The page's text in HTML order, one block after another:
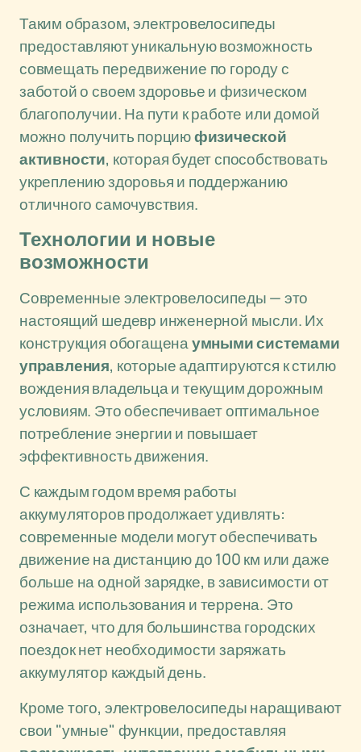
Таким образом, электровелосипеды
предоставляют уникальную возможность
совмещать передвижение по городу с
заботой о своем здоровье и физическом
благополучии. На пути к работе или домой
можно получить порциюфизической
активности, которая будет способствовать
укреплению здоровья и поддержанию
отличного самочувствия.
Технологии и новые
возможности
Современные электровелосипеды — это
настоящий шедевр инженерной мысли. Их
конструкция обогащенаумными системами
управления, которые адаптируются к стилю
вождения владельца и текущим дорожным
условиям. Это обеспечивает оптимальное
потребление энергии и повышает
эффективность движения.
С каждым годом время работы
аккумуляторов продолжает удивлять:
современные модели могут обеспечивать
движение на дистанцию до 100 км или даже
больше на одной зарядке, в зависимости от
режима использования и террена. Это
означает, что для большинства городских
поездок нет необходимости заряжать
аккумулятор каждый день.
Кроме того, электровелосипеды наращивают
свои "умные" функции, предоставляя